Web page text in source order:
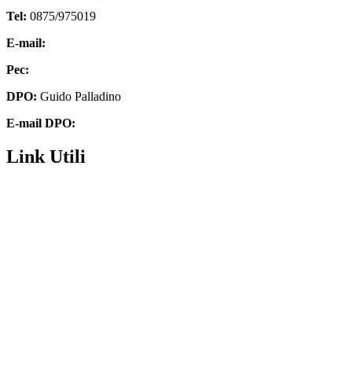
Tel: 0875/975019
E-mail:
Pec:
DPO: Guido Palladino
E-mail DPO:
Link Utili